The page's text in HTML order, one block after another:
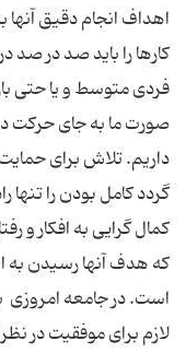
اهداف انجام دقیق
كارها را باید صد در
فردی متوسط و یا حتی
صورت ما به جای حركت
داریم. تلاش برای
گردد كامل بودن را تنها
کمال گرایی به افكار و
كه هدف آنها رسیدن به
است. در جامعه امروزی
لازم برای موفقیت در